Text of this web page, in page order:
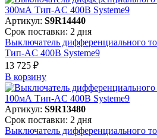
Артикул: S9R14440
Срок поставки: 2 дня
Выключатель дифференциального
Тип-AC 400В Systeme9
13 725 ₽
В корзинy
Артикул: S9R13480
Срок поставки: 2 дня
Выключатель дифференциального